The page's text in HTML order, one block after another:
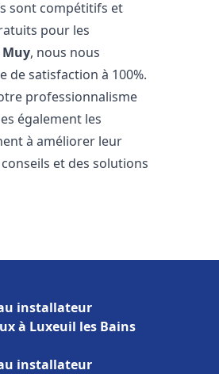
sont compétitifs et
pour les
Muy, nous nous
de satisfaction à 100%.
professionnalisme
également les
à améliorer leur
et des solutions
installateur
à Luxeuil les Bains
installateur